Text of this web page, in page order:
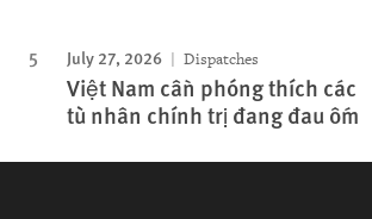
July 27, 2026 Dispatches
Việt Nam cần phóng thích các
tù nhân chính trị đang đau ốm